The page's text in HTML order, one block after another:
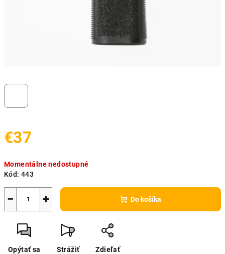
€37
cena:
Momentálne nedostupné
Kód: 443
+
− Do košíka
Opýtať sa Strážiť Zdieľať